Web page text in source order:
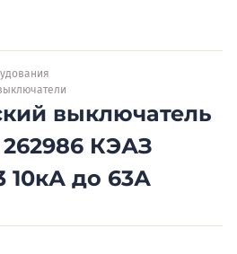
выключатель
КЭАЗ
10кА до 63А